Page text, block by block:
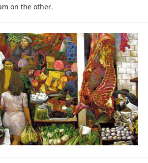
on the other.